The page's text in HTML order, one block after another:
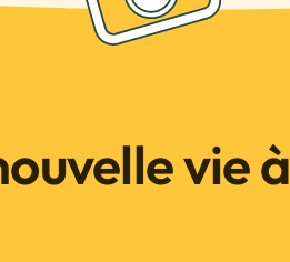
vie à